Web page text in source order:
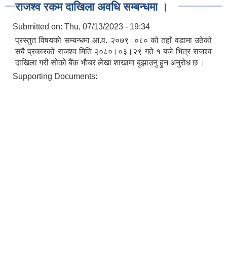
राजश्व रकम दाखिला अवधि सम्बन्धमा ।
Submitted on: Thu, 07/13/2023 - 19:34
प्रस्तुत विषयको सम्बन्धमा आ.व. २०७९।०८० को तहाँ वडामा उठेको
सबै प्रकारको राजश्व मिति २०८०।०३।२९ गते १ बजे भित्र राजश्व
दाखिला गरी सोको बैंक भौचर लेखा शाखामा बुझाउनु हुन अनुरोध छ ।
Supporting Documents: